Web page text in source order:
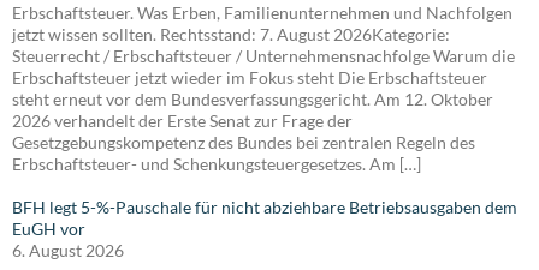
Erbschaftsteuer. Was Erben, Familienunternehmen und Nachfolgen
jetzt wissen sollten. Rechtsstand: 7. August 2026Kategorie:
Steuerrecht / Erbschaftsteuer / Unternehmensnachfolge Warum die
Erbschaftsteuer jetzt wieder im Fokus steht Die Erbschaftsteuer
steht erneut vor dem Bundesverfassungsgericht. Am 12. Oktober
2026 verhandelt der Erste Senat zur Frage der
Gesetzgebungskompetenz des Bundes bei zentralen Regeln des
Erbschaftsteuer- und Schenkungsteuergesetzes. Am […]
BFH legt 5-%-Pauschale für nicht abziehbare Betriebsausgaben dem
EuGH vor
6. August 2026